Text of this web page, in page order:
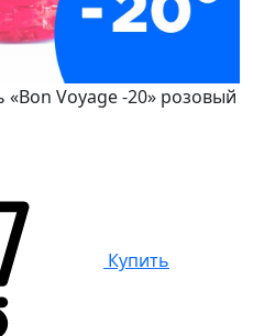
Voyage -20» розовый
Купить